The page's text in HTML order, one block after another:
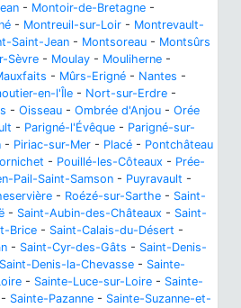
- Montoir-de-Bretagne -
- Montreuil-sur-Loir - Montrevault-
Saint-Jean - Montsoreau - Montsûrs
Sèvre - Moulay - Mouliherne -
- Mûrs-Erigné - Nantes -
en-l'Île - Nort-sur-Erdre -
- Oisseau - Ombrée d'Anjou - Orée
- Parigné-l'Évêque - Parigné-sur-
- Piriac-sur-Mer - Placé - Pontchâteau
- Pouillé-les-Côteaux - Prée-
Pail-Saint-Samson - Puyravault -
- Roézé-sur-Sarthe - Saint-
- Saint-Aubin-des-Châteaux - Saint-
Brice - Saint-Calais-du-Désert -
- Saint-Cyr-des-Gâts - Saint-Denis-
Saint-Denis-la-Chevasse - Sainte-
- Sainte-Luce-sur-Loire - Sainte-
- Sainte-Pazanne - Sainte-Suzanne-et-